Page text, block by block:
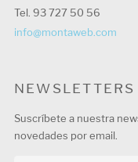
Tel. 93 727 50 56
info@montaweb.com
NEWSLETTERS
Suscríbete a nuestra
novedades por email.